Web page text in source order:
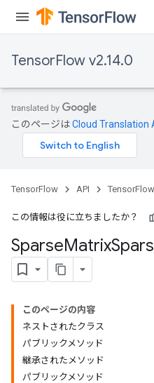
TensorFlow v2.14.0
このページはCloud Translation
TensorFlow API
この情報は役に立ちましたか？
SparseMatrix
このページの内容
ネストされたクラス
パブリックメソッド
継承されたメソッド
パブリックメソッド